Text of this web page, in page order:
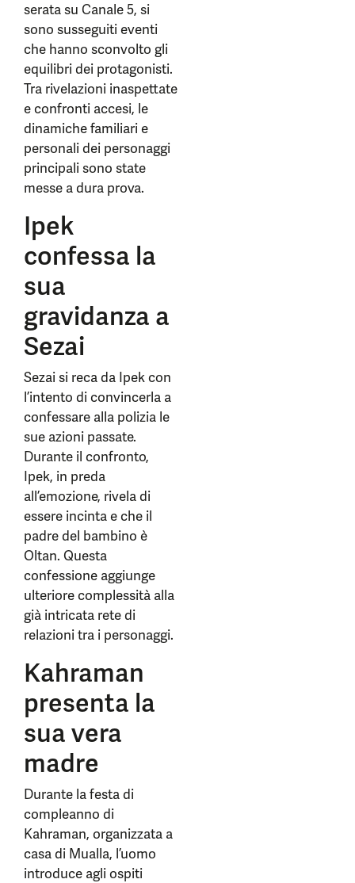
serata su Canale 5, si
sono susseguiti eventi
che hanno sconvolto gli
equilibri dei protagonisti.
Tra rivelazioni inaspettate
e confronti accesi, le
dinamiche familiari e
personali dei personaggi
principali sono state
messe a dura prova.
Ipek
confessa la
sua
gravidanza a
Sezai
Sezai si reca da Ipek con
l’intento di convincerla a
confessare alla polizia le
sue azioni passate.
Durante il confronto,
Ipek, in preda
all’emozione, rivela di
essere incinta e che il
padre del bambino è
Oltan. Questa
confessione aggiunge
ulteriore complessità alla
già intricata rete di
relazioni tra i personaggi.
Kahraman
presenta la
sua vera
madre
Durante la festa di
compleanno di
Kahraman, organizzata a
casa di Mualla, l’uomo
introduce agli ospiti